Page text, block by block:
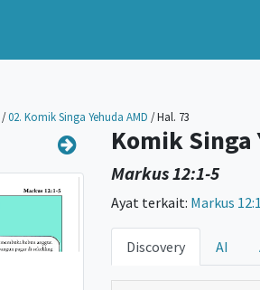
/02. Komik Singa Yehuda AMD /Hal. 73
Komik Singa
Markus 12:1-5
Ayat terkait: Markus
Discovery AI